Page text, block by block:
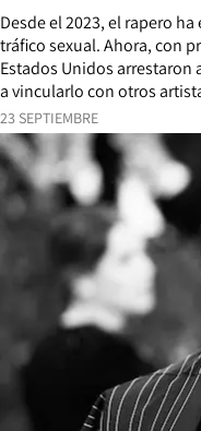
23 SEPTIEMBRE
Desde el 2023, el rapero
tráfico sexual. Ahora, con
Estados Unidos arrestaron
a vincularlo con otros